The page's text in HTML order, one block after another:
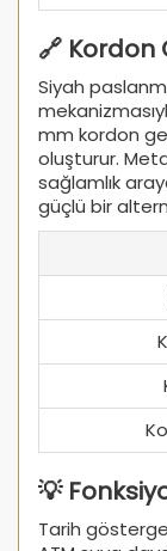
🔗 Kordon
Siyah
mm kordon
oluşturur.
sağlamlık
güçlü bir
💡
Tarih